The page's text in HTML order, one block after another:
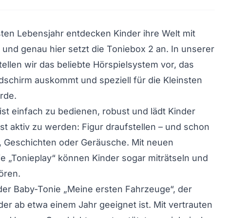
Lebensjahr entdecken Kinder ihre Welt mit
und genau hier setzt die Toniebox 2 an. In unserer
wir das beliebte Hörspielsystem vor, das
auskommt und speziell für die Kleinsten
einfach zu bedienen, robust und lädt Kinder
aktiv zu werden: Figur draufstellen – und schon
Geschichten oder Geräusche. Mit neuen
„Tonieplay“ können Kinder sogar miträtseln und
Baby-Tonie „Meine ersten Fahrzeuge“, der
ab etwa einem Jahr geeignet ist. Mit vertrauten